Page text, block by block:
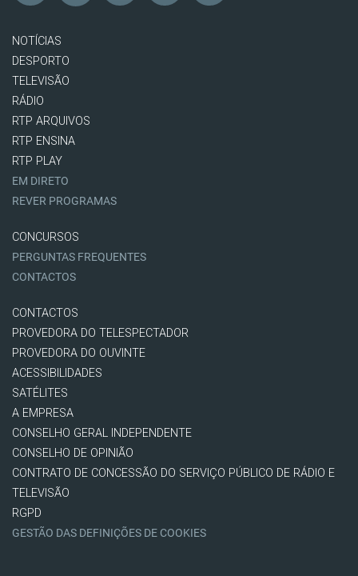
NOTÍCIAS
DESPORTO
TELEVISÃO
RÁDIO
RTP ARQUIVOS
RTP ENSINA
RTP PLAY
EM DIRETO
REVER PROGRAMAS
CONCURSOS
PERGUNTAS FREQUENTES
CONTACTOS
CONTACTOS
PROVEDORA DO TELESPECTADOR
PROVEDORA DO OUVINTE
ACESSIBILIDADES
SATÉLITES
A EMPRESA
CONSELHO GERAL INDEPENDENTE
CONSELHO DE OPINIÃO
CONTRATO DE CONCESSÃO DO SERVIÇO PÚBLICO DE RÁDIO E
TELEVISÃO
RGPD
GESTÃO DAS DEFINIÇÕES DE COOKIES